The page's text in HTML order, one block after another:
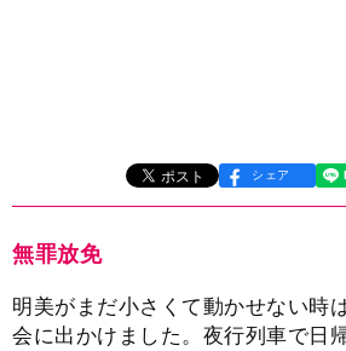
シェア
無罪放免
明美がまだ小さくて動かせない時
会に出かけました。夜行列車で日